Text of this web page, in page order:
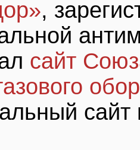
,
сайт
сайт